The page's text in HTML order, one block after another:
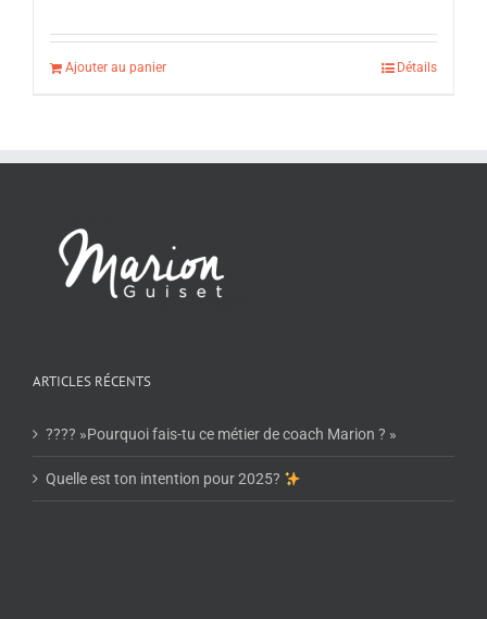
Ajouter au panier Détails
ARTICLES RÉCENTS
???? »Pourquoi fais-tu ce métier de coach Marion ? »
Quelle est ton intention pour 2025?